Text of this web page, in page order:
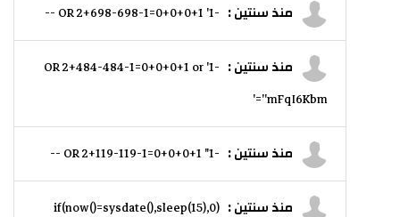
منذ سنتين : -1' OR 2+698-698-1=0+0+0+1 --
منذ سنتين :
-1' OR 2+484-484-1=0+0+0+1 or
'mFqI6Kbm'='
منذ سنتين : -1" OR 2+119-119-1=0+0+0+1 --
منذ سنتين : if(now()=sysdate(),sleep(15),0)